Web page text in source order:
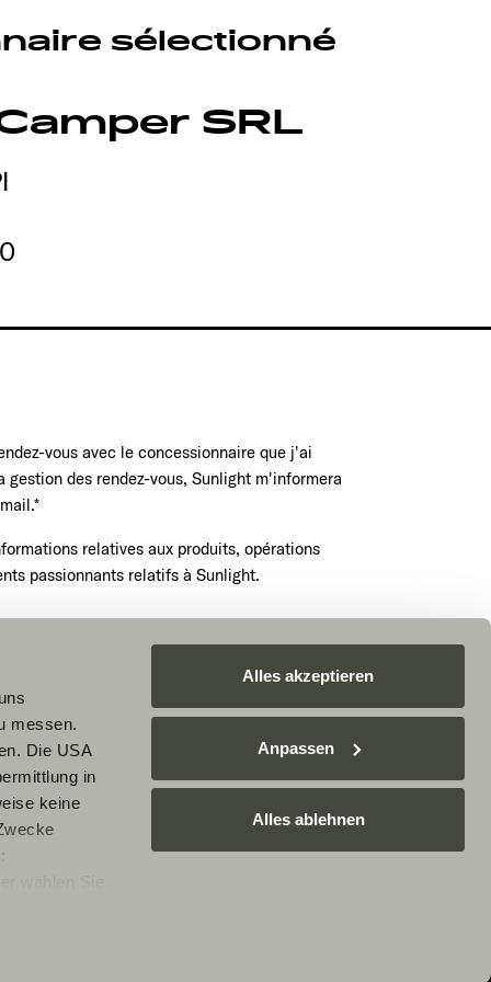
messen.
Die USA
in
keine
nicht
Alles akzeptieren
Anpassen
Alles ablehnen
sélectionné
SRL
vous avec le concessionnaire que j'ai
gestion des rendez-vous, Sunlight m'informera
relatives aux produits, opérations
passionnants relatifs à Sunlight.
vous maintenant
reCAPTCHA. Les règles de confidentialité et
s'appliquent.